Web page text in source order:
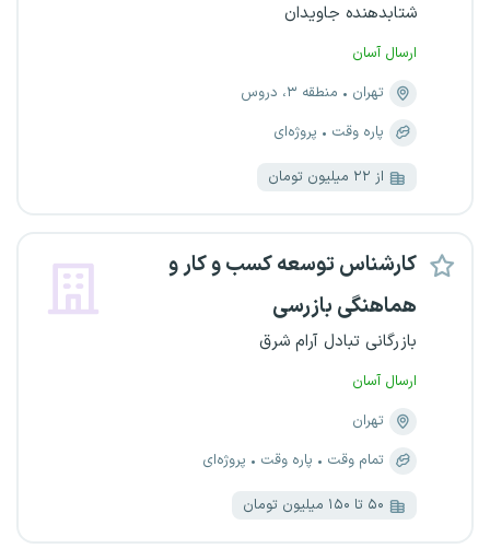
شتابدهنده جاویدان
ارسال آسان
تهران
منطقه ۳، دروس
پاره وقت
پروژه‌ای
از ۲۲ میلیون تومان
کارشناس توسعه کسب‌ و کار و
هماهنگی بازرسی
بازرگانی تبادل آرام شرق
ارسال آسان
تهران
تمام وقت
پاره وقت پروژه‌ای
۵۰ تا ۱۵۰ میلیون تومان